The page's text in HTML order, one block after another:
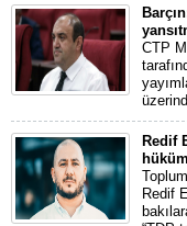
CTP
Redif
Redif